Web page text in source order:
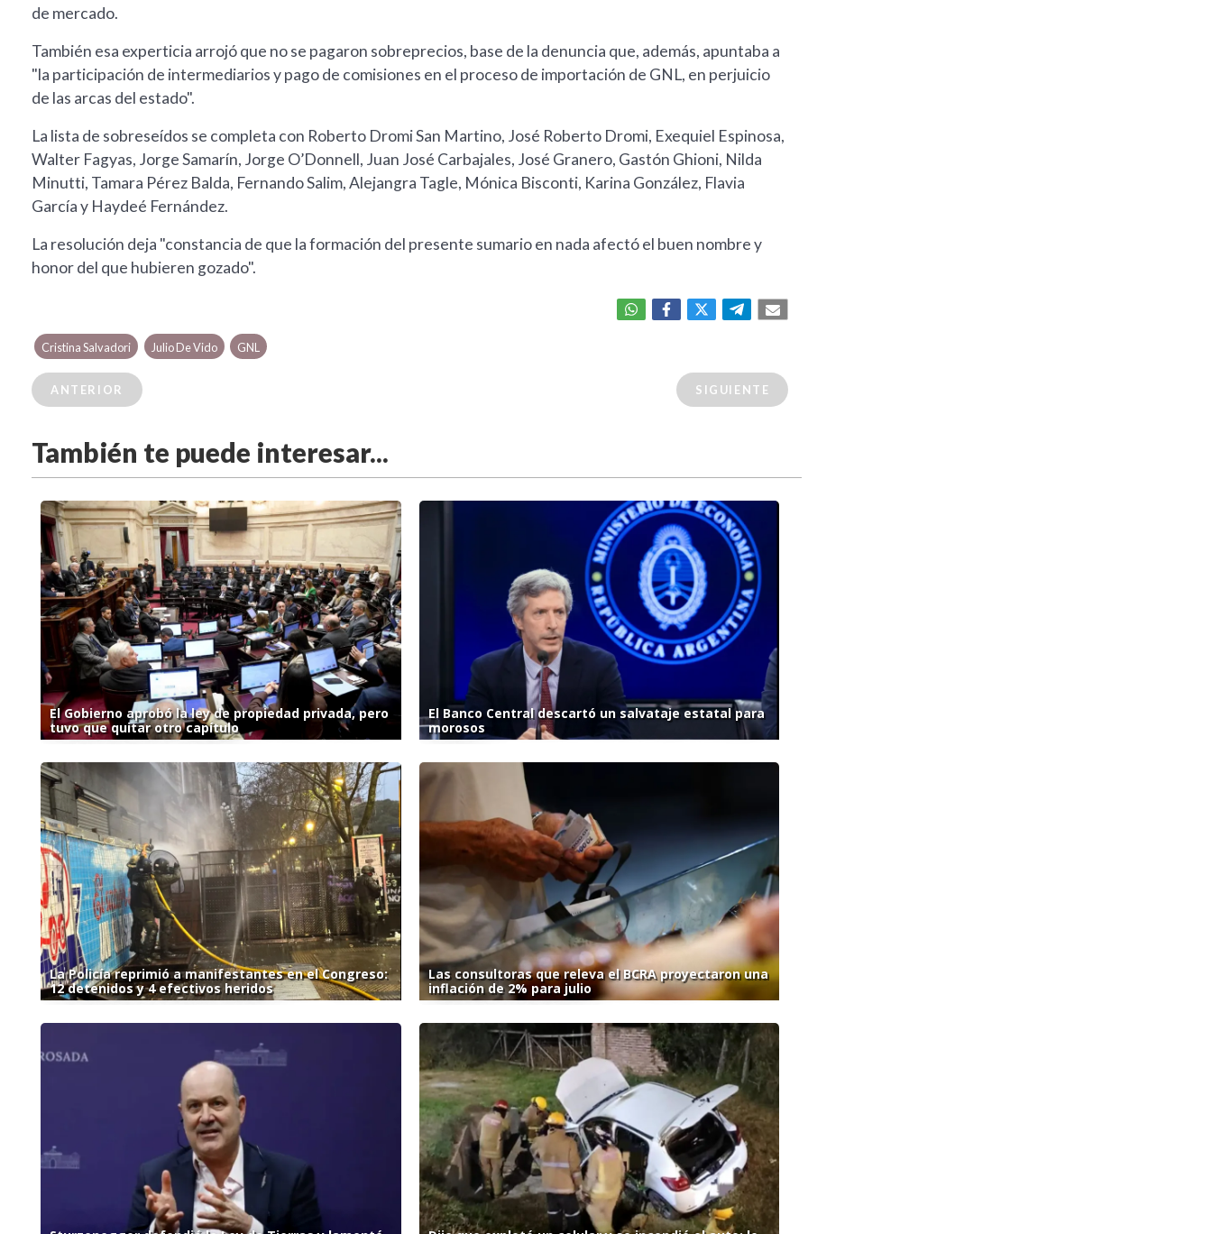
de mercado.
También esa experticia arrojó que no se pagaron sobreprecios, base de la denuncia que, además, apuntaba a
"la participación de intermediarios y pago de comisiones en el proceso de importación de GNL, en perjuicio
de las arcas del estado".
La lista de sobreseídos se completa con Roberto Dromi San Martino, José Roberto Dromi, Exequiel Espinosa,
Walter Fagyas, Jorge Samarín, Jorge O’Donnell, Juan José Carbajales, José Granero, Gastón Ghioni, Nilda
Minutti, Tamara Pérez Balda, Fernando Salim, Alejangra Tagle, Mónica Bisconti, Karina González, Flavia
García y Haydeé Fernández.
La resolución deja "constancia de que la formación del presente sumario en nada afectó el buen nombre y
honor del que hubieren gozado".
Cristina Salvadori Julio De Vido GNL
ANTERIOR SIGUIENTE
También te puede interesar...
El Gobierno aprobó la ley de propiedad privada, pero
tuvo que quitar otro capítulo
El Banco Central descartó un salvataje estatal para
morosos
La Policía reprimió a manifestantes en el Congreso:
12 detenidos y 4 efectivos heridos
Las consultoras que releva el BCRA proyectaron una
inflación de 2% para julio